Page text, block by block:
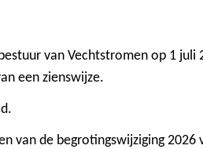
van Vechtstromen op 1
een zienswijze.
van de begrotingswijziging 2026